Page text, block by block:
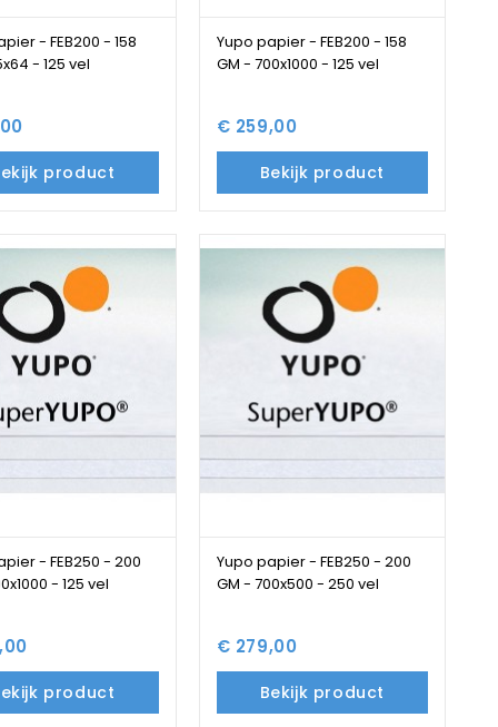
- FEB200 - 158
- 125 vel
product
Yupo papier - FEB200 - 158
GM - 700x1000 - 125 vel
€ 259,00
Bekijk product
- FEB250 - 200
- 125 vel
product
Yupo papier - FEB250 - 200
GM - 700x500 - 250 vel
€ 279,00
Bekijk product